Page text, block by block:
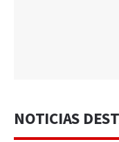
NOTICIAS